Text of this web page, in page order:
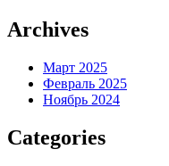
Archives
Март 2025
Февраль 2025
Ноябрь 2024
Categories